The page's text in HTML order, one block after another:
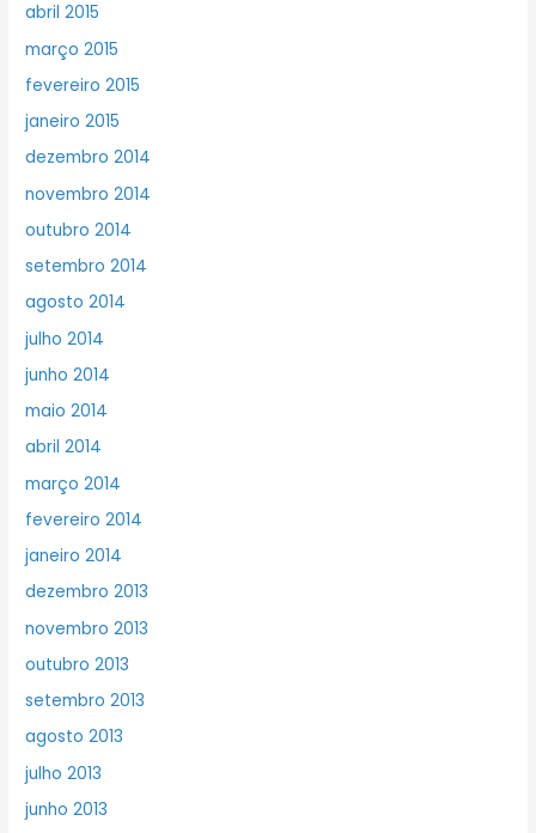
abril 2015
março 2015
fevereiro 2015
janeiro 2015
dezembro 2014
novembro 2014
outubro 2014
setembro 2014
agosto 2014
julho 2014
junho 2014
maio 2014
abril 2014
março 2014
fevereiro 2014
janeiro 2014
dezembro 2013
novembro 2013
outubro 2013
setembro 2013
agosto 2013
julho 2013
junho 2013